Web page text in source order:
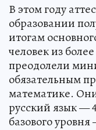
В этом году
образовании
итогам
человек из
преодолели
обязательным
математике.
русский язык —
базового